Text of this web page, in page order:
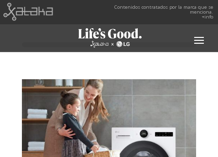
Contenidos contratados por la marca que se
menciona.
+info